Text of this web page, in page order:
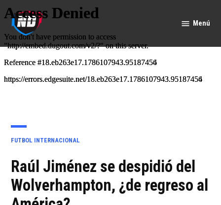
Saltar
al
contenido
Deportes
Menú
PUBLICADO
FUTBOL INTERNACIONAL
Raúl Jiménez se despidió del
Wolverhampton, ¿de regreso al